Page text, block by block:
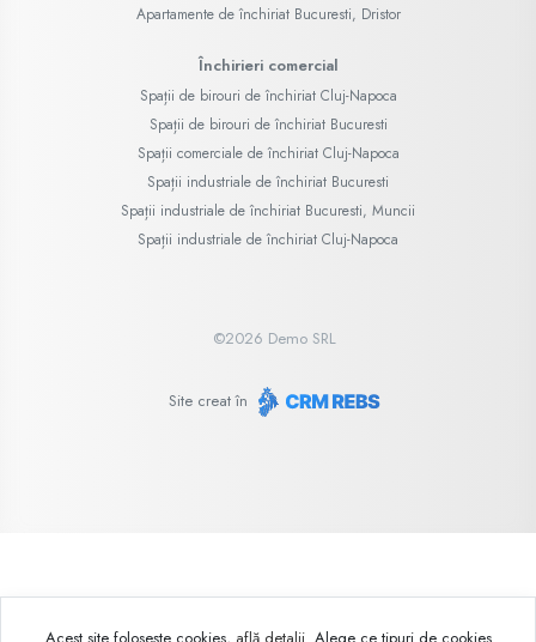
Apartamente de închiriat Bucuresti, Dristor
Închirieri comercial
Spații de birouri de închiriat Cluj-Napoca
Spații de birouri de închiriat Bucuresti
Spații comerciale de închiriat Cluj-Napoca
Spații industriale de închiriat Bucuresti
Spații industriale de închiriat Bucuresti, Muncii
Spații industriale de închiriat Cluj-Napoca
©2026 Demo SRL
Site creat în